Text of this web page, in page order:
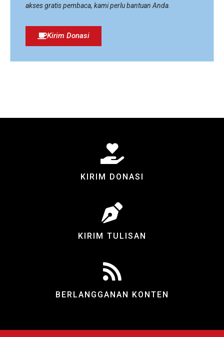
akses gratis pembaca, kami perlu bantuan Anda.
Kirim Donasi
KIRIM DONASI
KIRIM TULISAN
BERLANGGANAN KONTEN